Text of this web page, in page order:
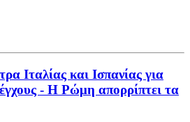
Ιταλίας και Ισπανίας για
- Η Ρώμη απορρίπτει τα